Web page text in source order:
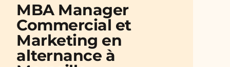
MBA Manager
Commercial et
Marketing en
alternance à